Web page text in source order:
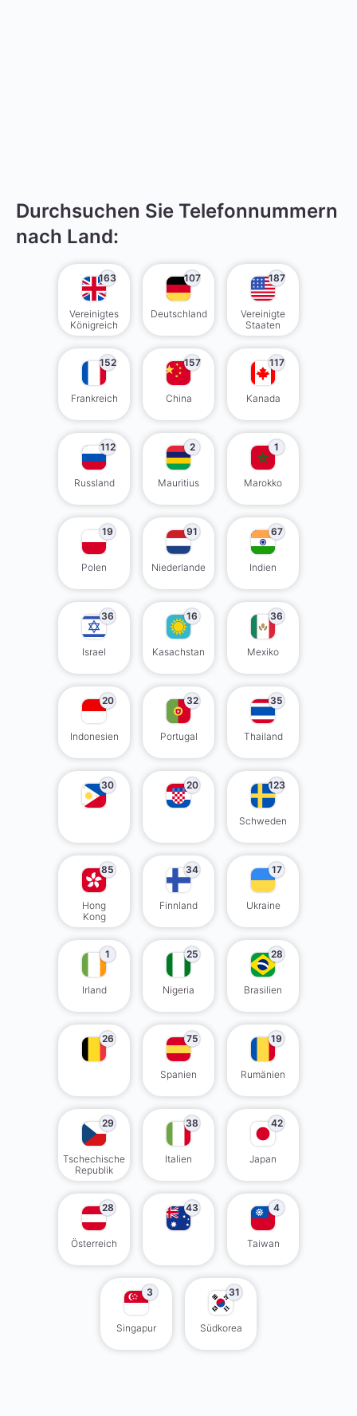
Durchsuchen Sie Telefonnummern
nach Land:
163
Vereinigtes
Königreich
107
Deutschland
187
Vereinigte
Staaten
152
Frankreich
157
China
117
Kanada
112
Russland
2
Mauritius
1
Marokko
19
Polen
91
Niederlande
67
Indien
36
Israel
16
Kasachstan
36
Mexiko
20
Indonesien
32
Portugal
35
Thailand
30 20 123
Schweden
85
Hong
Kong
34
Finnland
17
Ukraine
1
Irland
25
Nigeria
28
Brasilien
26 75
Spanien
19
Rumänien
29
Tschechische
Republik
38
Italien
42
Japan
28
Österreich
43 4
Taiwan
3
Singapur
31
Südkorea